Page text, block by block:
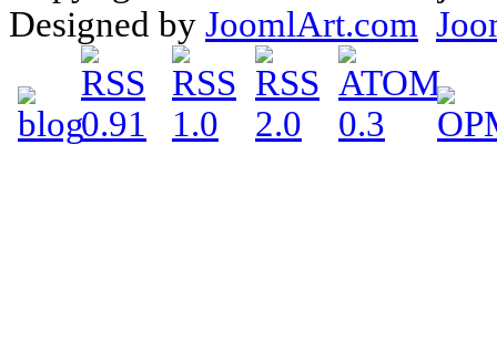
Designed by JoomlArt.com